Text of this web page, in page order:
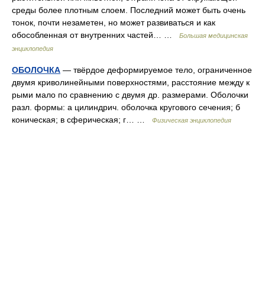
среды более плотным слоем. Последний может быть очень
тонок, почти незаметен, но может развиваться и как
обособленная от внутренних частей… …
Большая медицинская
энциклопедия
ОБОЛОЧКА — твёрдое деформируемое тело, ограниченное
двумя криволинейными поверхностями, расстояние между к
рыми мало по сравнению с двумя др. размерами. Оболочки
разл. формы: а цилиндрич. оболочка кругового сечения; б
коническая; в сферическая; г… …
Физическая энциклопедия